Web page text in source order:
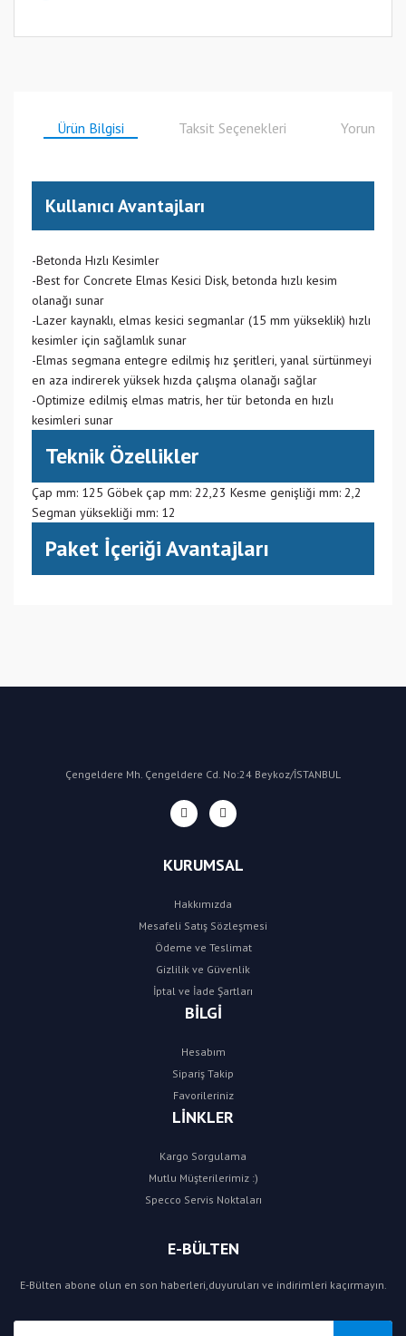
Ürün Bilgisi Taksit Seçenekleri Yorumlar
Kullanıcı Avantajları
-Betonda Hızlı Kesimler
-Best for Concrete Elmas Kesici Disk, betonda hızlı kesim
olanağı sunar
-Lazer kaynaklı, elmas kesici segmanlar (15 mm yükseklik) hızlı
kesimler için sağlamlık sunar
-Elmas segmana entegre edilmiş hız şeritleri, yanal sürtünmeyi
en aza indirerek yüksek hızda çalışma olanağı sağlar
-Optimize edilmiş elmas matris, her tür betonda en hızlı
kesimleri sunar
Teknik Özellikler
Çap mm: 125 Göbek çap mm: 22,23 Kesme genişliği mm: 2,2
Segman yüksekliği mm: 12
Paket İçeriği Avantajları
Çengeldere Mh. Çengeldere Cd. No:24 Beykoz/İSTANBUL
KURUMSAL
Hakkımızda
Mesafeli Satış Sözleşmesi
Ödeme ve Teslimat
Gizlilik ve Güvenlik
İptal ve İade Şartları
BİLGİ
Hesabım
Sipariş Takip
Favorileriniz
LİNKLER
Kargo Sorgulama
Mutlu Müşterilerimiz :)
Specco Servis Noktaları
E-BÜLTEN
E-Bülten abone olun en son haberleri,duyuruları ve indirimleri kaçırmayın.